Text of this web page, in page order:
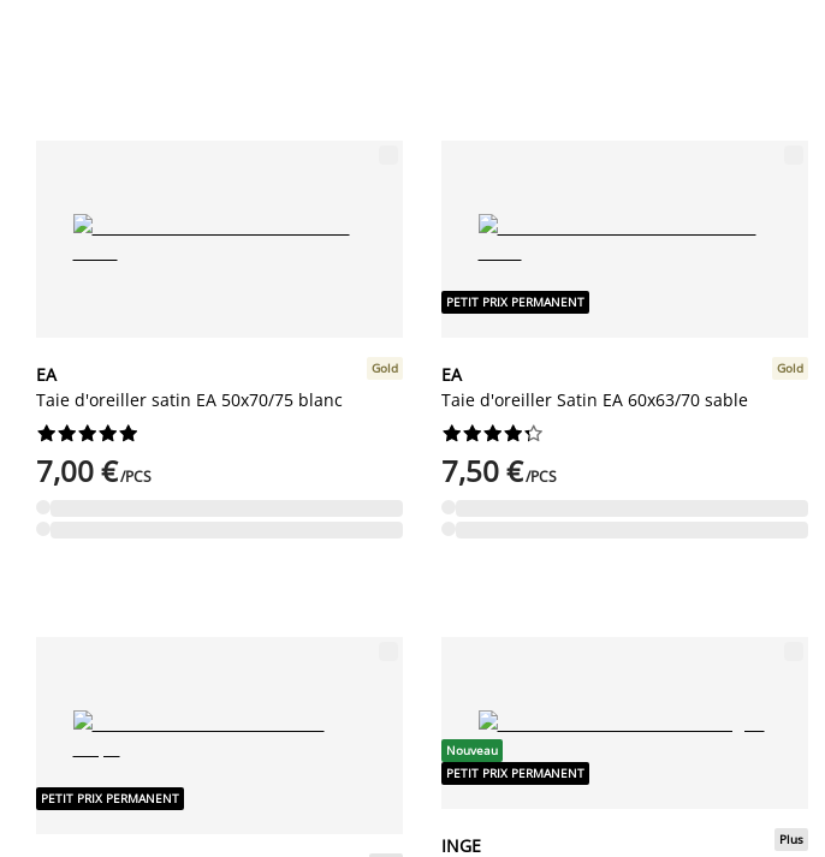
EA
Taie d'oreiller satin EA 50x70/75 blanc
Gold






7,00 €/PCS
PETIT PRIX PERMANENT
EA
Taie d'oreiller Satin EA 60x63/70 sable
Gold






7,50 €/PCS
PETIT PRIX PERMANENT
Nouveau
PETIT PRIX PERMANENT
INGE
Plus